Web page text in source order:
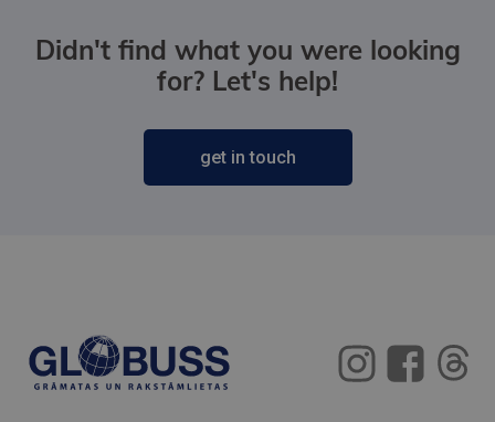
Didn't find what you were looking
for? Let's help!
get in touch